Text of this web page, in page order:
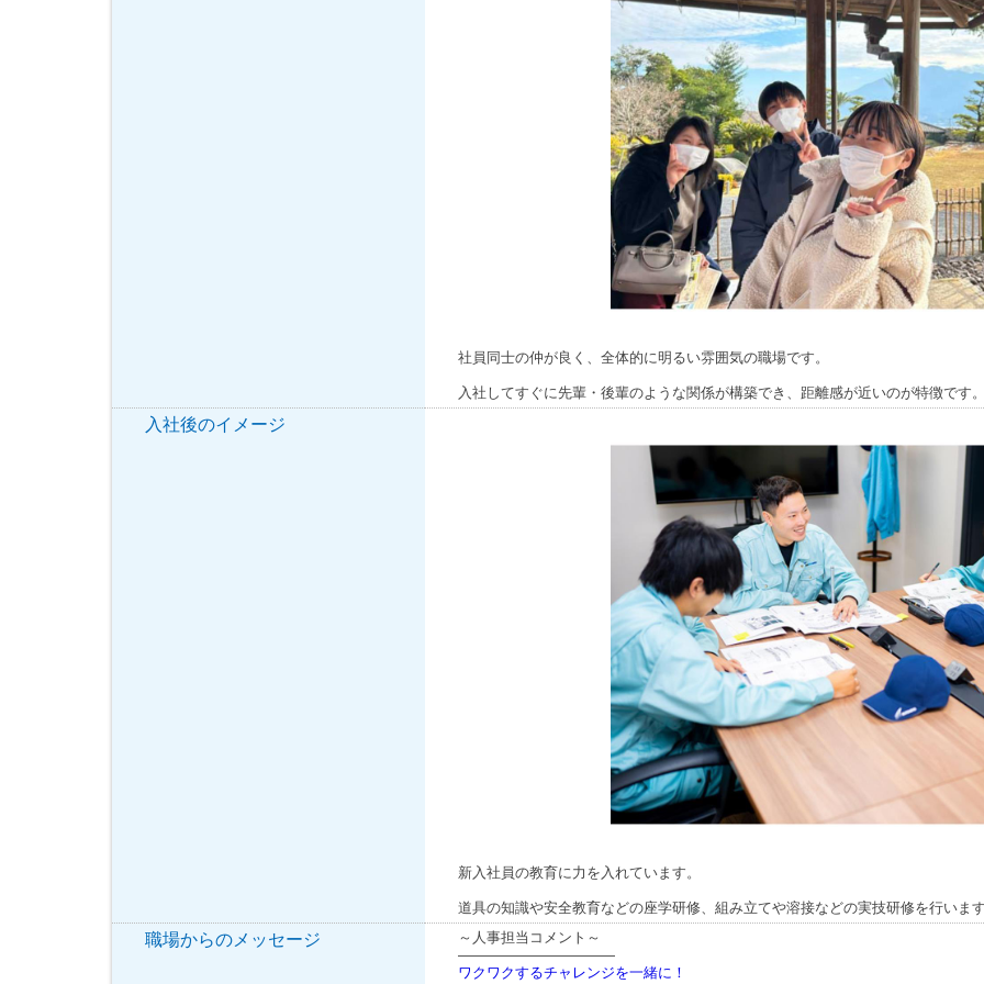
社員同士の仲が良く、全体的に明るい雰囲気の職場です。
入社してすぐに先輩・後輩のような関係が構築でき、距離感が近いのが特徴です
入社後のイメージ
新入社員の教育に力を入れています。
道具の知識や安全教育などの座学研修、組み立てや溶接などの実技研修を行いま
職場からのメッセージ
～人事担当コメント～
―――――――――――
ワクワクするチャレンジを一緒に！